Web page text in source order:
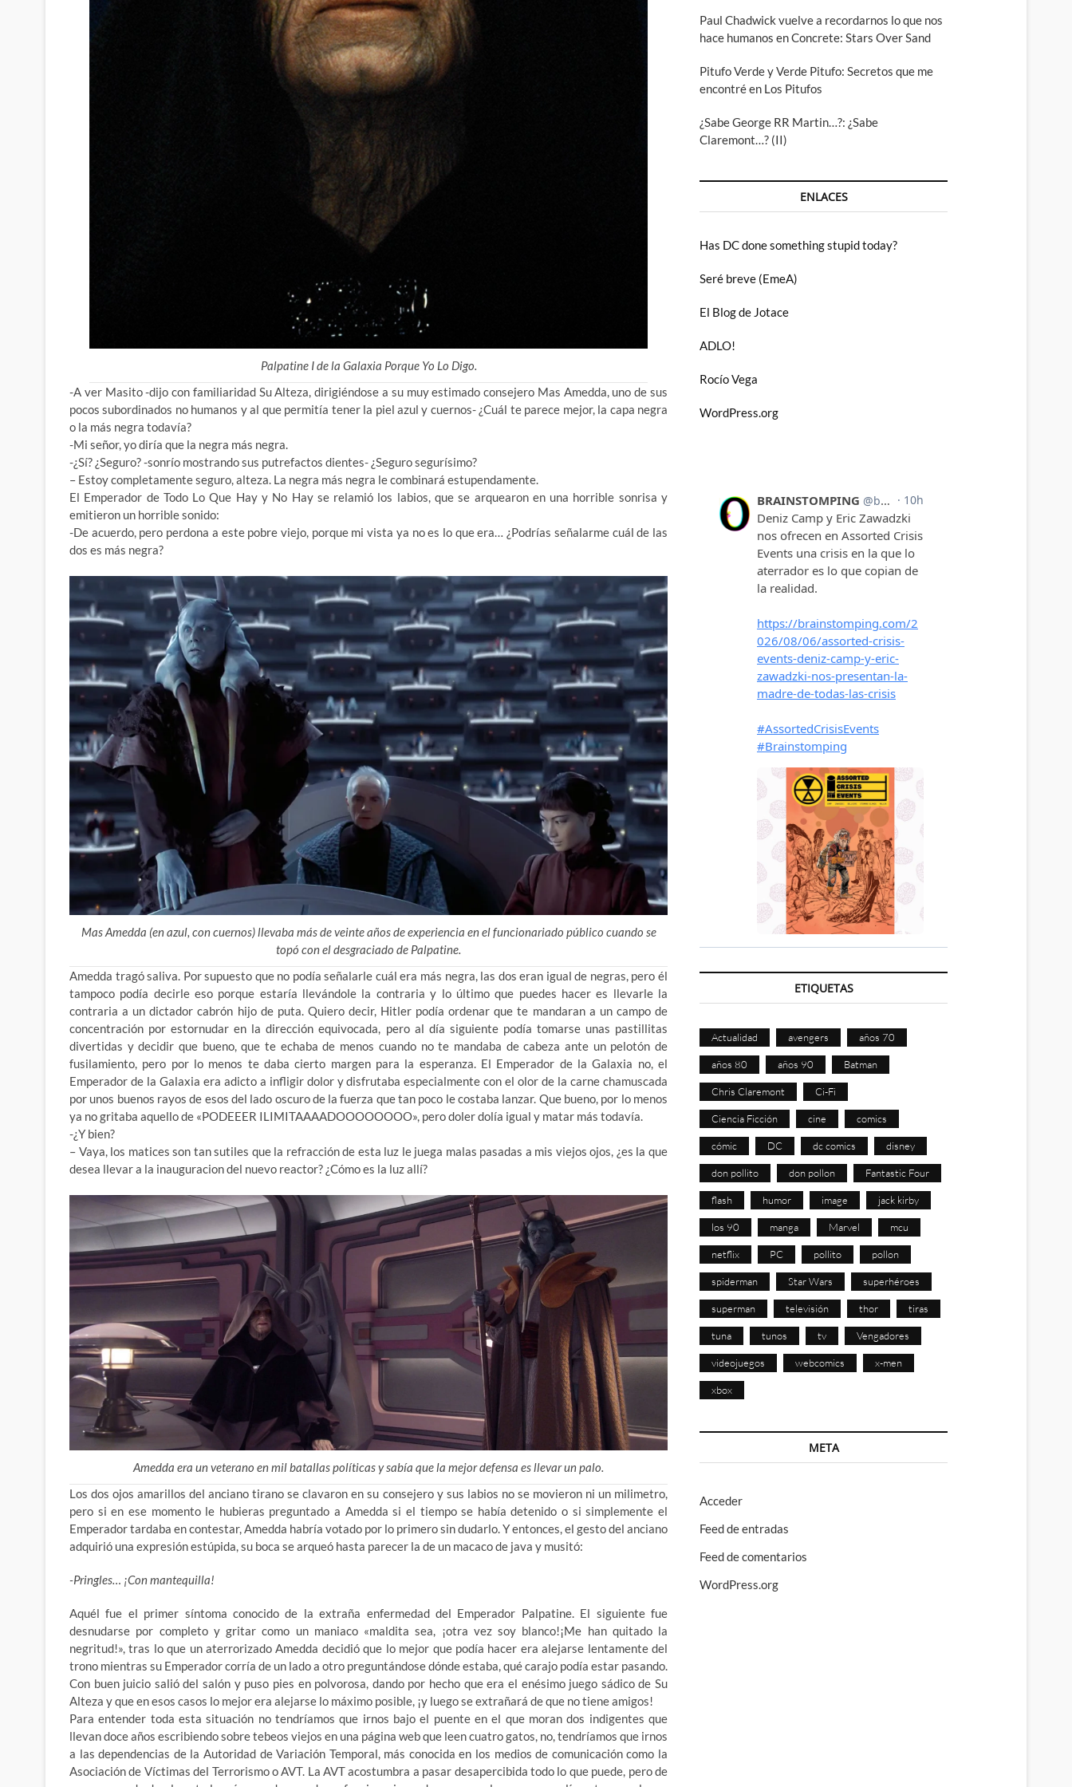
Palpatine I de la Galaxia Porque Yo Lo Digo.
-A ver Masito -dijo con familiaridad Su Alteza, dirigiéndose a su muy estimado consejero Mas Amedda, uno de sus
pocos subordinados no humanos y al que permitía tener la piel azul y cuernos- ¿Cuál te parece mejor, la capa negra
o la más negra todavía?
-Mi señor, yo diría que la negra más negra.
-¿Sí? ¿Seguro? -sonrío mostrando sus putrefactos dientes- ¿Seguro segurísimo?
– Estoy completamente seguro, alteza. La negra más negra le combinará estupendamente.
El Emperador de Todo Lo Que Hay y No Hay se relamió los labios, que se arquearon en una horrible sonrisa y
emitieron un horrible sonido:
-De acuerdo, pero perdona a este pobre viejo, porque mi vista ya no es lo que era… ¿Podrías señalarme cuál de las
dos es más negra?
Mas Amedda (en azul, con cuernos) llevaba más de veinte años de experiencia en el funcionariado público cuando se
topó con el desgraciado de Palpatine.
Amedda tragó saliva. Por supuesto que no podía señalarle cuál era más negra, las dos eran igual de negras, pero él
tampoco podía decirle eso porque estaría llevándole la contraria y lo último que puedes hacer es llevarle la
contraria a un dictador cabrón hijo de puta. Quiero decir, Hitler podía ordenar que te mandaran a un campo de
concentración por estornudar en la dirección equivocada, pero al día siguiente podía tomarse unas pastillitas
divertidas y decidir que bueno, que te echaba de menos cuando no te mandaba de cabeza ante un pelotón de
fusilamiento, pero por lo menos te daba cierto margen para la esperanza. El Emperador de la Galaxia no, el
Emperador de la Galaxia era adicto a infligir dolor y disfrutaba especialmente con el olor de la carne chamuscada
por unos buenos rayos de esos del lado oscuro de la fuerza que tan poco le costaba lanzar. Que bueno, por lo menos
ya no gritaba aquello de «PODEEER ILIMITAAAADOOOOOOOO», pero doler dolía igual y matar más todavía.
-¿Y bien?
– Vaya, los matices son tan sutiles que la refracción de esta luz le juega malas pasadas a mis viejos ojos, ¿es la que
desea llevar a la inauguracion del nuevo reactor? ¿Cómo es la luz allí?
Amedda era un veterano en mil batallas políticas y sabía que la mejor defensa es llevar un palo.
Los dos ojos amarillos del anciano tirano se clavaron en su consejero y sus labios no se movieron ni un milimetro,
pero si en ese momento le hubieras preguntado a Amedda si el tiempo se había detenido o si simplemente el
Emperador tardaba en contestar, Amedda habría votado por lo primero sin dudarlo. Y entonces, el gesto del anciano
adquirió una expresión estúpida, su boca se arqueó hasta parecer la de un macaco de java y musitó:
-Pringles… ¡Con mantequilla!
Aquél fue el primer síntoma conocido de la extraña enfermedad del Emperador Palpatine. El siguiente fue
desnudarse por completo y gritar como un maniaco «maldita sea, ¡otra vez soy blanco!¡Me han quitado la
negritud!», tras lo que un aterrorizado Amedda decidió que lo mejor que podía hacer era alejarse lentamente del
trono mientras su Emperador corría de un lado a otro preguntándose dónde estaba, qué carajo podía estar pasando.
Con buen juicio salió del salón y puso pies en polvorosa, dando por hecho que era el enésimo juego sádico de Su
Alteza y que en esos casos lo mejor era alejarse lo máximo posible, ¡y luego se extrañará de que no tiene amigos!
Para entender toda esta situación no tendríamos que irnos bajo el puente en el que moran dos indigentes que
llevan doce años escribiendo sobre tebeos viejos en una página web que leen cuatro gatos, no, tendríamos que irnos
a las dependencias de la Autoridad de Variación Temporal, más conocida en los medios de comunicación como la
Asociación de Víctimas del Terrorismo o AVT. La AVT acostumbra a pasar desapercibida todo lo que puede, pero de
Paul Chadwick vuelve a recordarnos lo que nos
hace humanos en Concrete: Stars Over Sand
Pitufo Verde y Verde Pitufo: Secretos que me
encontré en Los Pitufos
¿Sabe George RR Martin…?: ¿Sabe
Claremont…? (II)
ENLACES
Has DC done something stupid today?
Seré breve (EmeA)
El Blog de Jotace
ADLO!
Rocío Vega
WordPress.org
ETIQUETAS
Actualidad avengers años 70
años 80 años 90 Batman
Chris Claremont Ci-Fi
Ciencia Ficción cine comics
cómic DC dc comics disney
don pollito don pollon Fantastic Four
flash humor image jack kirby
los 90 manga Marvel mcu
netflix PC pollito pollon
spiderman Star Wars superhéroes
superman televisión thor tiras
tuna tunos tv Vengadores
videojuegos webcomics x-men
xbox
META
Acceder
Feed de entradas
Feed de comentarios
WordPress.org